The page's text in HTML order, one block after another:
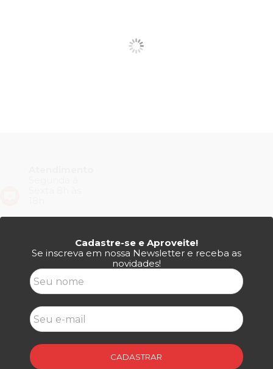
Cadastre-se e Aproveite!
Se inscreva em nossa Newsletter e receba as
novidades!
CADASTRAR